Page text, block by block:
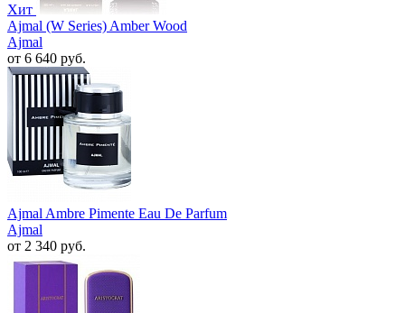
Хит
Ajmal (W Series) Amber Wood
Ajmal
от 6 640 руб.
Ajmal Ambre Pimente Eau De Parfum
Ajmal
от 2 340 руб.